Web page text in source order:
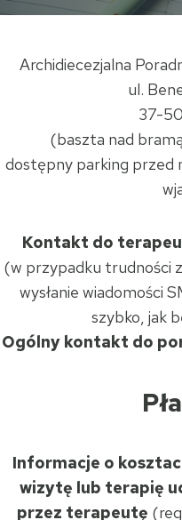
Archidiecezjalna
ul.
37-
(baszta nad
dostępny parking przed
Kontakt do
(w przypadku trudności
wysłanie wiadomości
szybko, jak
Ogólny kontakt do
Informacje o
wizytę lub terapię
przez terapeutę